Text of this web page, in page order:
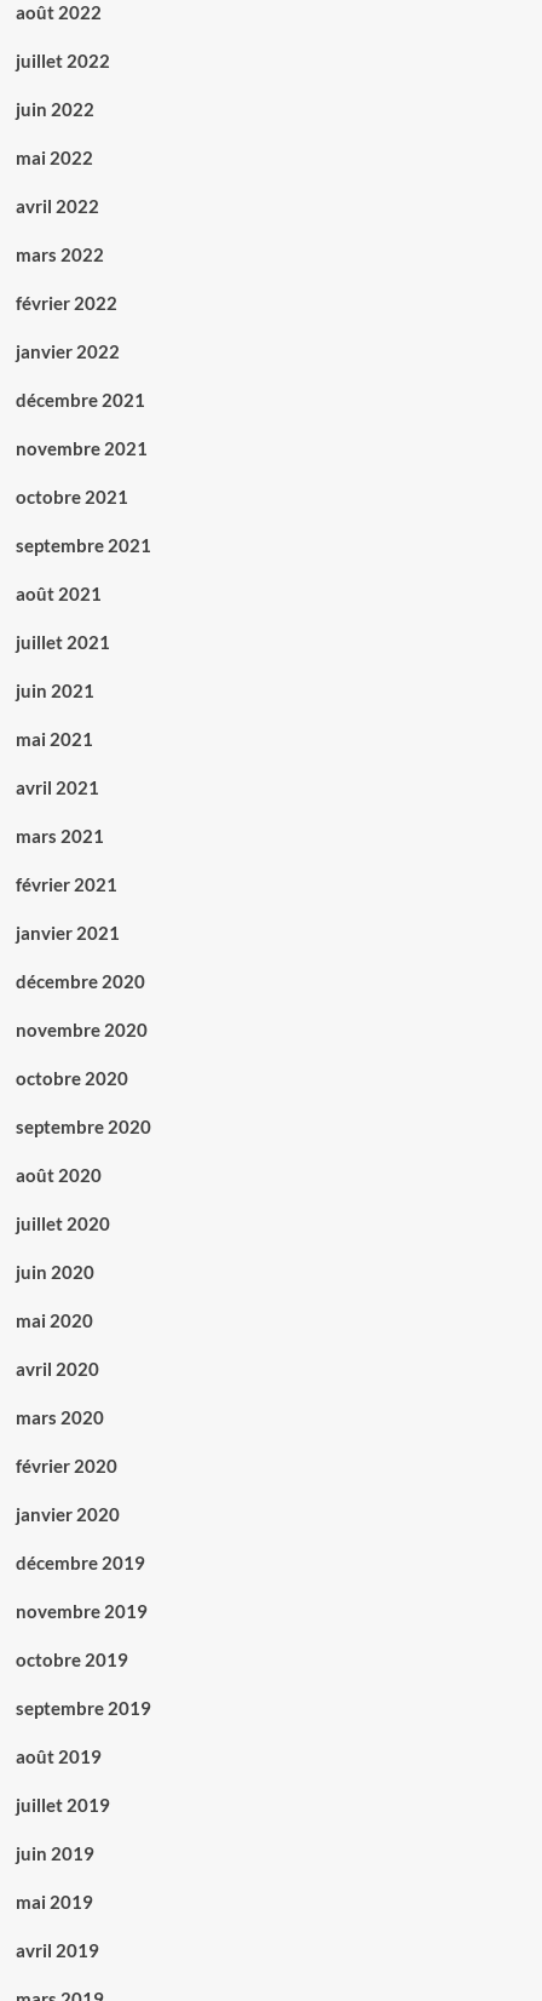
août 2022
juillet 2022
juin 2022
mai 2022
avril 2022
mars 2022
février 2022
janvier 2022
décembre 2021
novembre 2021
octobre 2021
septembre 2021
août 2021
juillet 2021
juin 2021
mai 2021
avril 2021
mars 2021
février 2021
janvier 2021
décembre 2020
novembre 2020
octobre 2020
septembre 2020
août 2020
juillet 2020
juin 2020
mai 2020
avril 2020
mars 2020
février 2020
janvier 2020
décembre 2019
novembre 2019
octobre 2019
septembre 2019
août 2019
juillet 2019
juin 2019
mai 2019
avril 2019